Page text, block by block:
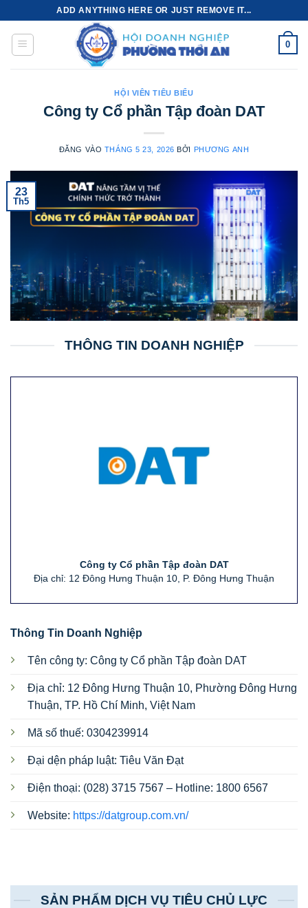
dung
ADD ANYTHING HERE OR JUST REMOVE IT...
0
HỘI VIÊN TIÊU BIỂU
Công ty Cổ phần Tập đoàn DAT
ĐĂNG VÀO THÁNG 5 23, 2026 BỞI PHƯƠNG ANH
23
Th5
THÔNG TIN DOANH NGHIỆP
Công ty Cổ phần Tập đoàn DAT
Địa chỉ: 12 Đông Hưng Thuận 10, P. Đông Hưng Thuận
Thông Tin Doanh Nghiệp
Tên công ty: Công ty Cổ phần Tập đoàn DAT
Địa chỉ: 12 Đông Hưng Thuận 10, Phường Đông Hưng
Thuận, TP. Hồ Chí Minh, Việt Nam
Mã số thuế: 0304239914
Đại dện pháp luật: Tiêu Văn Đạt
Điện thoại: (028) 3715 7567 – Hotline: 1800 6567
Website: https://datgroup.com.vn/
SẢN PHẨM DỊCH VỤ TIÊU CHỦ LỰC